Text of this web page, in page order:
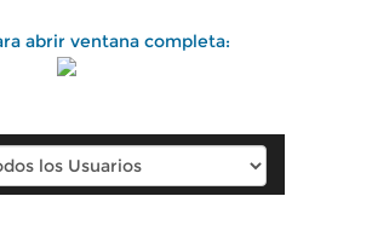
abrir ventana completa: